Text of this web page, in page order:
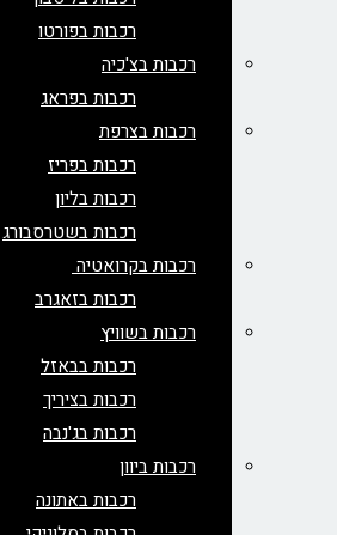
רכבות בפורטו
רכבות בצ'כיה
רכבות בפראג
רכבות בצרפת
רכבות בפריז
רכבות בליון
רכבות בשטרסבורג
רכבות בקרואטיה
רכבות בזאגרב
רכבות בשוויץ
רכבות בבאזל
רכבות בציריך
רכבות בג'נבה
רכבות ביוון
רכבות באתונה